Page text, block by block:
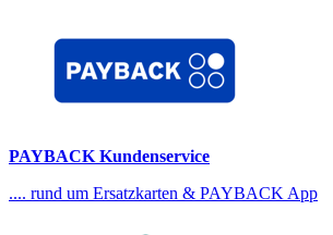
PAYBACK Kundenservice
.... rund um Ersatzkarten & PAYBACK App